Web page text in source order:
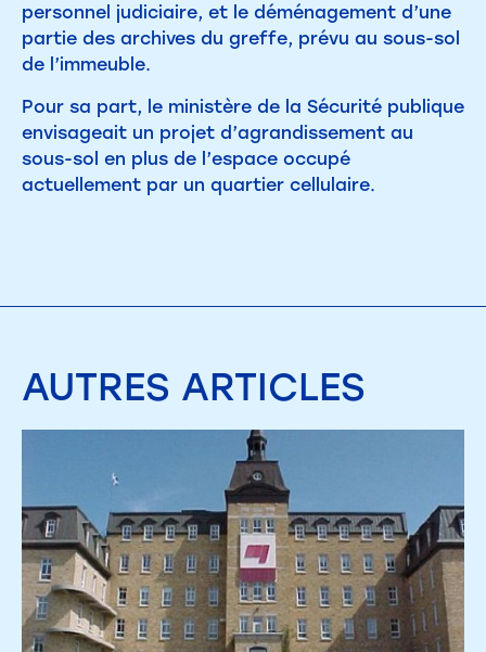
personnel judiciaire, et le déménagement d’une
partie des archives du greffe, prévu au sous-sol
de l’immeuble.
Pour sa part, le ministère de la Sécurité publique
envisageait un projet d’agrandissement au
sous-sol en plus de l’espace occupé
actuellement par un quartier cellulaire.
AUTRES ARTICLES